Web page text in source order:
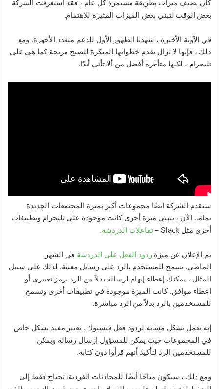
كان يضيف ميزات بطريقة مستمرة كل عام ، فقد استغرقت الشركة
بعض الوقت لتبني بعض الميزات المثيرة للاهتمام.
في الآونة الأخيرة ، شهدنا الظهور الأول للدعم متعدد الأجهزة. ومع
ذلك ، فإنها لا تزال تقدم خطواتها المبكرة لتصبح مريحة كما هي على
تليجرام ، لكنها متأخرة أفضل من ألا تأتي أبدًا.
ستقدم الشركة أيضًا مجموعات أكبر بميزة المجتمعات الجديدة
تمامًا. الآن ، تتبنى ميزة أخرى كانت موجودة على تليجرام وتطبيقات
أخرى مثل Slack –
تفاعلات الدردشة.
تم الإعلان عن ميزة ردود الفعل على الدردشة في الشهر
الماضي. يسمح للمستخدم بالرد على رسائل معينة. لذلك على سبيل
المثال ، يمكنك إعطاء إبهام لرسالة بدلاً من الرد برمز تعبيري أو
إعطاء موافق. كانت الميزة موجودة في تطبيقات أخرى وتسمح
للمستخدمين بالرد بدلاً من الرد مباشرة.
إنه يعمل بشكل مشابه لردود فعل فيسبوك . يعتبر مفيد بشكل خاص
في المجموعات حيث يمكن للمسؤول إرسال رسالة ويمكن
للمستخدمين الرد لتأكيد أنهم قرأوا دون كتابة.
ومع ذلك ، سيكون متاحًا أيضًا للمحادثات الفردية. تحتاج فقط إلى